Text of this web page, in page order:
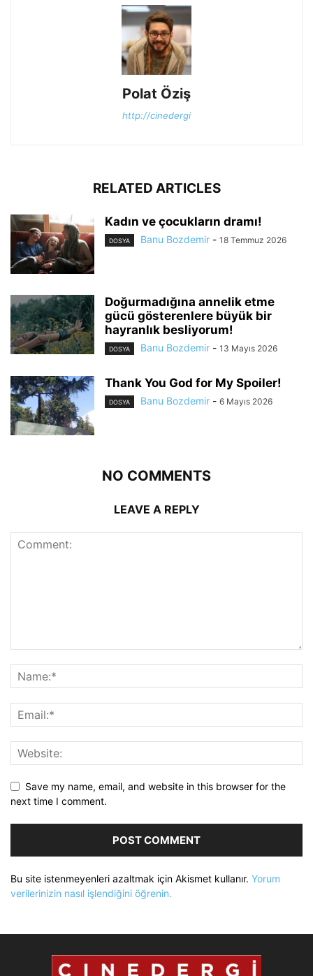
Polat Öziş
http://cinedergi
RELATED ARTICLES
Kadın ve çocukların dramı!
DOSYA Banu Bozdemir - 18 Temmuz 2026
Doğurmadığına annelik etme
gücü gösterenlere büyük bir
hayranlık besliyorum!
DOSYA Banu Bozdemir - 13 Mayıs 2026
Thank You God for My Spoiler!
DOSYA Banu Bozdemir - 6 Mayıs 2026
NO COMMENTS
LEAVE A REPLY
Save my name, email, and website in this browser for the
next time I comment.
Bu site istenmeyenleri azaltmak için Akismet kullanır. Yorum
verilerinizin nasıl işlendiğini öğrenin.